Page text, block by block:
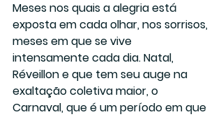
Meses nos quais a alegria está
exposta em cada olhar, nos sorrisos,
meses em que se vive
intensamente cada dia. Natal,
Réveillon e que tem seu auge na
exaltação coletiva maior, o
Carnaval, que é um período em que